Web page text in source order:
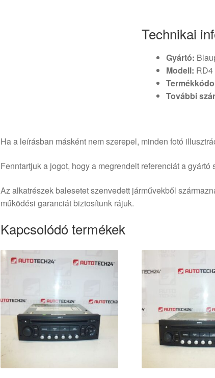
Technikai
Gyártó:
Modell: RD4
További
Ha a leírásban másként nem szerepel, minden fotó
Fenntartjuk a jogot, hogy a megrendelt referenciát a
Az alkatrészek balesetet szenvedett járművekből
működési garanciát biztosítunk rájuk.
Kapcsolódó termékek